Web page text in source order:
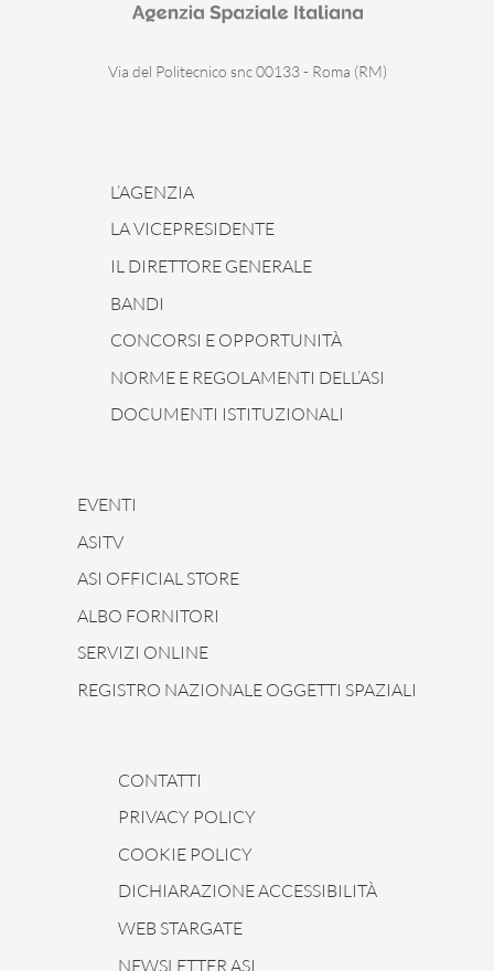
Via del Politecnico snc 00133 - Roma (RM)
L’AGENZIA
LA VICEPRESIDENTE
IL DIRETTORE GENERALE
BANDI
CONCORSI E OPPORTUNITÀ
NORME E REGOLAMENTI DELL’ASI
DOCUMENTI ISTITUZIONALI
EVENTI
ASITV
ASI OFFICIAL STORE
ALBO FORNITORI
SERVIZI ONLINE
REGISTRO NAZIONALE OGGETTI SPAZIALI
CONTATTI
PRIVACY POLICY
COOKIE POLICY
DICHIARAZIONE ACCESSIBILITÀ
WEB STARGATE
NEWSLETTER ASI